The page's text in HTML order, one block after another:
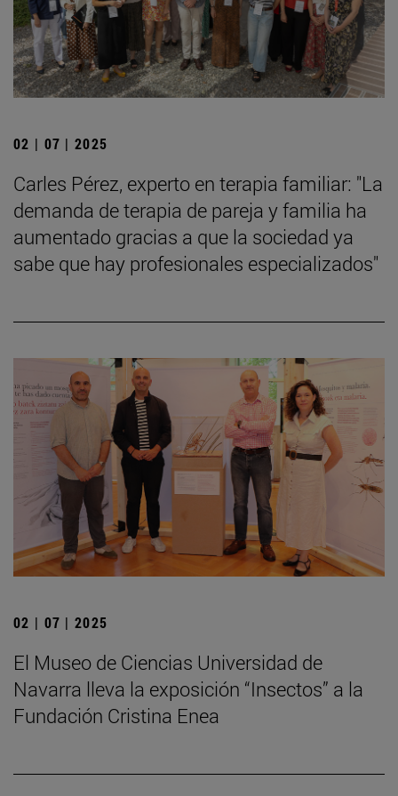
02 | 07 | 2025
Carles Pérez, experto en terapia familiar: "La
demanda de terapia de pareja y familia ha
aumentado gracias a que la sociedad ya
sabe que hay profesionales especializados"
02 | 07 | 2025
El Museo de Ciencias Universidad de
Navarra lleva la exposición “Insectos” a la
Fundación Cristina Enea